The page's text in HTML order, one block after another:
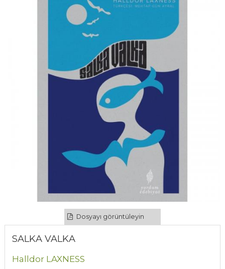
Dosyayı görüntüleyin
SALKA VALKA
Halldor LAXNESS